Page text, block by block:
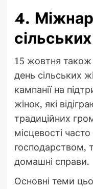
4.
15 жовтня
день сільських
кампанії на
жінок, які
традиційних
місцевості
господарством,
домашні справи.
Основні теми